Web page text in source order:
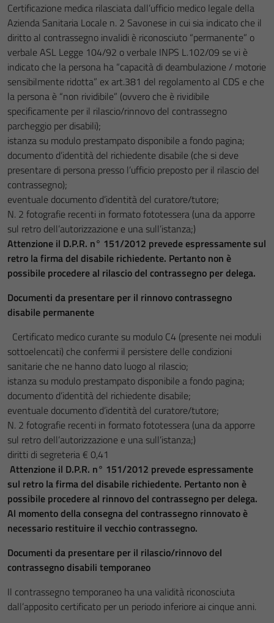
Certificazione medica rilasciata dall’ufficio medico legale della
Azienda Sanitaria Locale n. 2 Savonese in cui sia indicato che il
diritto al contrassegno invalidi è riconosciuto “permanente” o
verbale ASL Legge 104/92 o verbale INPS L.102/09 se vi è
indicato che la persona ha “capacità di deambulazione / motorie
sensibilmente ridotta” ex art.381 del regolamento al CDS e che
la persona è “non rividibile” (ovvero che è rividibile
specificamente per il rilascio/rinnovo del contrassegno
parcheggio per disabili);
istanza su modulo prestampato disponibile a fondo pagina;
documento d’identità del richiedente disabile (che si deve
presentare di persona presso l’ufficio preposto per il rilascio del
contrassegno);
eventuale documento d’identità del curatore/tutore;
N. 2 fotografie recenti in formato fototessera (una da apporre
sul retro dell’autorizzazione e una sull’istanza;)
Attenzione il D.P.R. n° 151/2012 prevede espressamente sul
retro la firma del disabile richiedente. Pertanto non è
possibile procedere al rilascio del contrassegno per delega.
Documenti da presentare per il rinnovo contrassegno
disabile permanente
Certificato medico curante su modulo C4 (presente nei moduli
sottoelencati) che confermi il persistere delle condizioni
sanitarie che ne hanno dato luogo al rilascio;
istanza su modulo prestampato disponibile a fondo pagina;
documento d’identità del richiedente disabile;
eventuale documento d’identità del curatore/tutore;
N. 2 fotografie recenti in formato fototessera (una da apporre
sul retro dell’autorizzazione e una sull’istanza;)
diritti di segreteria € 0,41
Attenzione il D.P.R. n° 151/2012 prevede espressamente
sul retro la firma del disabile richiedente. Pertanto non è
possibile procedere al rinnovo del contrassegno per delega.
Al momento della consegna del contrassegno rinnovato è
necessario restituire il vecchio contrassegno.
Documenti da presentare per il rilascio/rinnovo del
contrassegno disabili temporaneo
Il contrassegno temporaneo ha una validità riconosciuta
dall’apposito certificato per un periodo inferiore ai cinque anni.